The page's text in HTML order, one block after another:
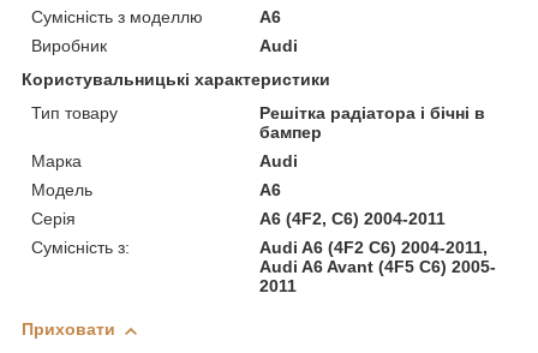
Сумісність з моделлю
A6
Виробник
Audi
Користувальницькі характеристики
Тип товару
Решітка радіатора і бічні в
бампер
Марка
Audi
Модель
A6
Серія
A6 (4F2, C6) 2004-2011
Сумісність з:
Audi A6 (4F2 C6) 2004-2011,
Audi A6 Avant (4F5 C6) 2005-
2011
Приховати